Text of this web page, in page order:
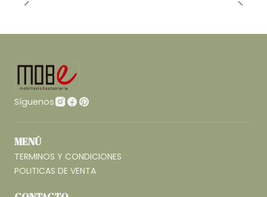
Síguenos
MENÚ
TERMINOS Y CONDICIONES
POLITICAS DE VENTA